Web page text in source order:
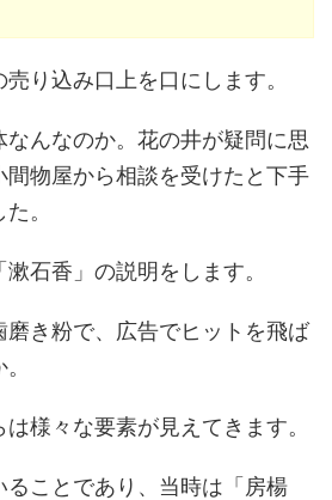
り込み口上を口にします。
んなのか。花の井が疑問に思
間物屋から相談を受けたと下手
。
石香」の説明をします。
磨き粉で、広告でヒットを飛ば
様々な要素が見えてきます。
ことであり、当時は「房楊